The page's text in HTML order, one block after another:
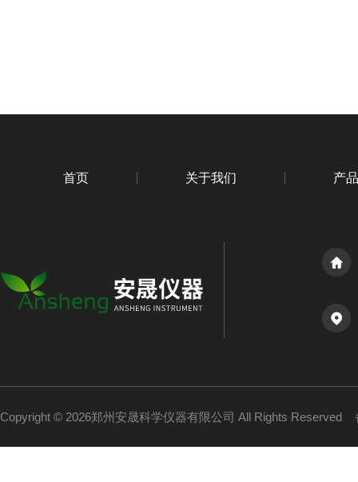
首页 关于我们 产
Copyright © 2026郑州安晟科学仪器有限公司 All Rights Reserved